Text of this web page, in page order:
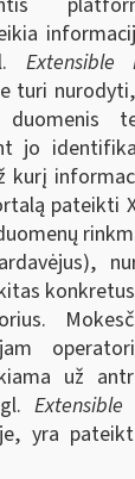
Extensible
turi
jo
kurį
pateikti
už
yra